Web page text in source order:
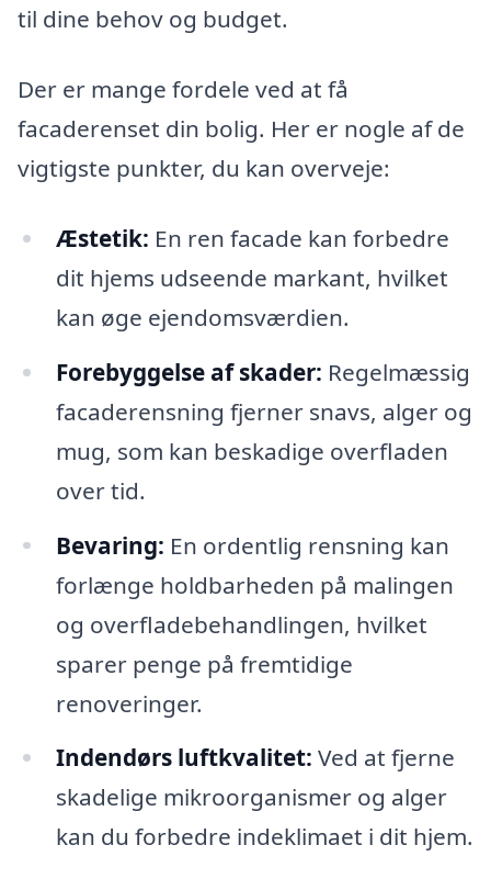
til dine behov og budget.
Der er mange fordele ved at få
facaderenset din bolig. Her er nogle af de
vigtigste punkter, du kan overveje:
Æstetik: En ren facade kan forbedre
dit hjems udseende markant, hvilket
kan øge ejendomsværdien.
Forebyggelse af skader: Regelmæssig
facaderensning fjerner snavs, alger og
mug, som kan beskadige overfladen
over tid.
Bevaring: En ordentlig rensning kan
forlænge holdbarheden på malingen
og overfladebehandlingen, hvilket
sparer penge på fremtidige
renoveringer.
Indendørs luftkvalitet: Ved at fjerne
skadelige mikroorganismer og alger
kan du forbedre indeklimaet i dit hjem.